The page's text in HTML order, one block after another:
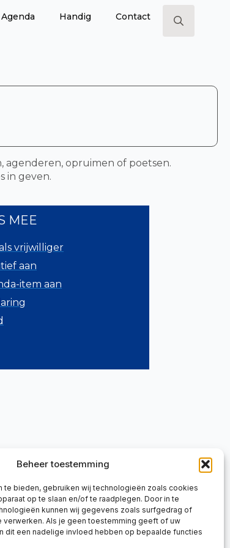
Beheer toestemming
te bieden, gebruiken wij technologieën zoals cookies
op te slaan en/of te raadplegen. Door in te
kunnen wij gegevens zoals surfgedrag of
verwerken. Als je geen toestemming geeft of uw
dit een nadelige invloed hebben op bepaalde functies
Agenda Handig Contact
agenderen, opruimen of poetsen.
in geven.
MEE
vrijwilliger
aan
item aan